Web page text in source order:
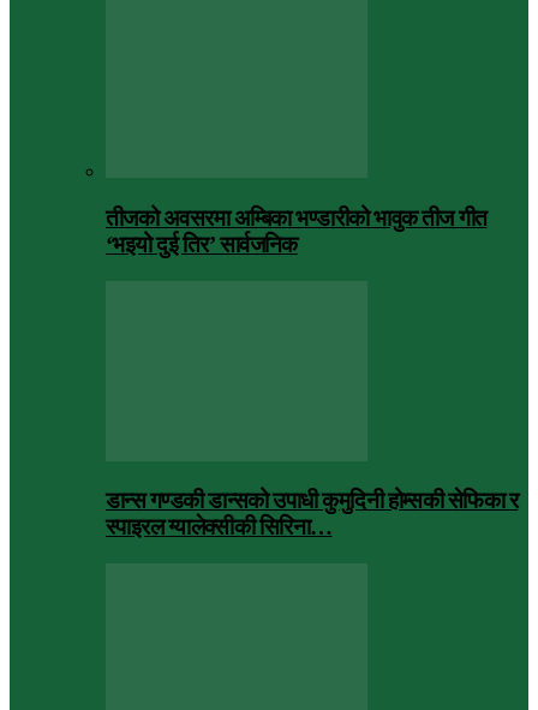
तीजको अवसरमा अम्बिका भण्डारीको भावुक तीज गीत
‘भइयो दुई तिर’ सार्वजनिक
डान्स गण्डकी डान्सको उपाधी कुमुदिनी होम्सकी सेफिका र
स्पाइरल ग्यालेक्सीकी सिरिना…